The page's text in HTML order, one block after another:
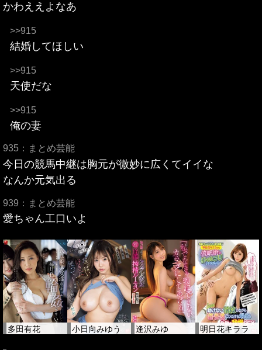
かわええよなあ
>>915
結婚してほしい
>>915
天使だな
>>915
俺の妻
935：まとめ芸能
今日の競馬中継は胸元が微妙に広くてイイな
なんか元気出る
939：まとめ芸能
愛ちゃん工口いよ
多田有花 小日向みゆう 逢沢みゆ 明日花キララ